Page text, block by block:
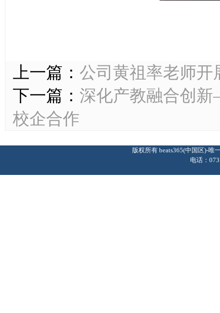
上一篇： 公司黄祖率老师开
下一篇： 深化产教融合创
校企合作​
版权所有 beats365(中国区)-
电话：